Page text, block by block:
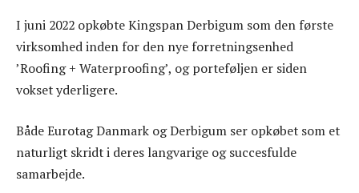
I juni 2022 opkøbte Kingspan Derbigum som den første
virksomhed inden for den nye forretningsenhed
’Roofing + Waterproofing’, og porteføljen er siden
vokset yderligere.
Både Eurotag Danmark og Derbigum ser opkøbet som et
naturligt skridt i deres langvarige og succesfulde
samarbejde.